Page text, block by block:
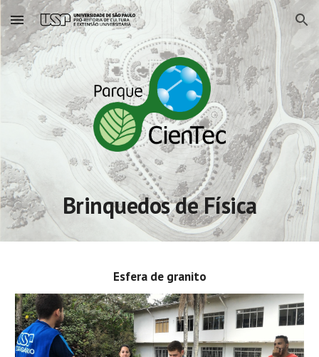
Skip to main content Skip to navigation
Brinquedos de Física
Esfera de granito